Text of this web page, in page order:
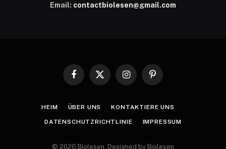
Email: contactbiolesen@gmail.com
Facebook
X
InstagramPinterest
HEIM ÜBER UNS KONTAKTIERE UNS
DATENSCHUTZRICHTLINIE IMPRESSUM
© 2026 Biolesen. Designed by Biolesen